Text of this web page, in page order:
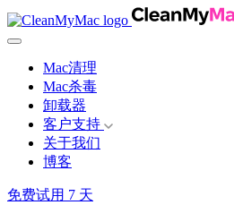
Mac清理
Mac杀毒
卸载器
客户支持
关于我们
博客
免费试用 7 天